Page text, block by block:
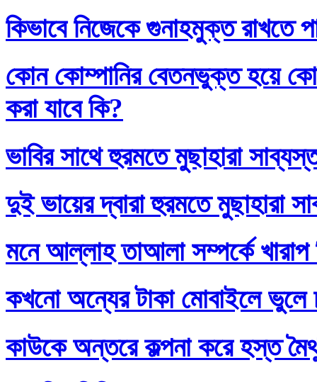
কিভাবে নিজেকে গুনাহমুক্ত রাখতে
কোন কোম্পানির বেতনভুক্ত হয়ে
করা যাবে কি?
ভাবির সাথে হুরমতে মুছাহারা
দুই ভায়ের দ্বারা হুরমতে মুছাহারা
মনে আল্লাহ তাআলা সম্পর্কে
কখনো অন্যের টাকা মোবাইলে ভুলে
কাউকে অন্তরে কল্পনা করে হস্ত